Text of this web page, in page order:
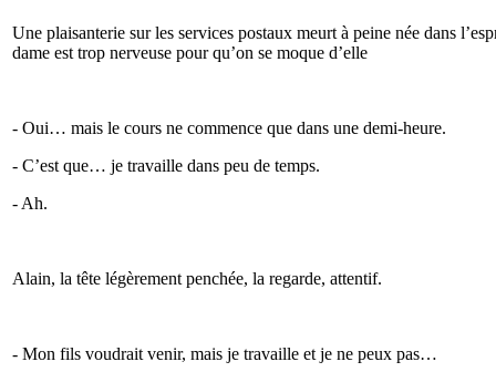
Une plaisanterie sur les services postaux meurt à peine née dans
dame est trop nerveuse pour qu’on se moque d’elle
- Oui… mais le cours ne commence que dans une demi-heure.
- C’est que… je travaille dans peu de temps.
- Ah.
Alain, la tête légèrement penchée, la regarde, attentif.
- Mon fils voudrait venir, mais je travaille et je ne peux pas…